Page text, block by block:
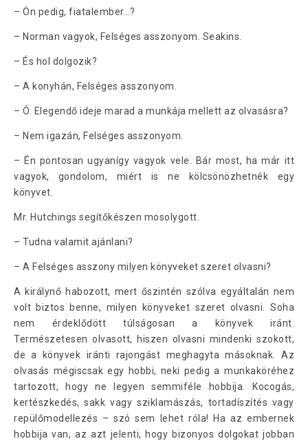
– Ön pedig, fiatalember…?
– Norman vagyok, Felséges asszonyom. Seakins.
– És hol dolgozik?
– A konyhán, Felséges asszonyom.
– Ó. Elegendő ideje marad a munkája mellett az olvasásra?
– Nem igazán, Felséges asszonyom.
– Én pontosan ugyanígy vagyok vele. Bár most, ha már itt
vagyok, gondolom, miért is ne kölcsönözhetnék egy
könyvet.
Mr. Hutchings segítőkészen mosolygott.
– Tudna valamit ajánlani?
– A Felséges asszony milyen könyveket szeret olvasni?
A királynő habozott, mert őszintén szólva egyáltalán nem
volt biztos benne, milyen könyveket szeret olvasni. Soha
nem érdeklődött túlságosan a könyvek iránt.
Természetesen olvasott, hiszen olvasni mindenki szokott,
de a könyvek iránti rajongást meghagyta másoknak. Az
olvasás mégiscsak egy hobbi, neki pedig a munkaköréhez
tartozott, hogy ne legyen semmiféle hobbija. Kocogás,
kertészkedés, sakk vagy sziklamászás, tortadíszítés vagy
repülőmodellezés – szó sem lehet róla! Ha az embernek
hobbija van, az azt jelenti, hogy bizonyos dolgokat jobban